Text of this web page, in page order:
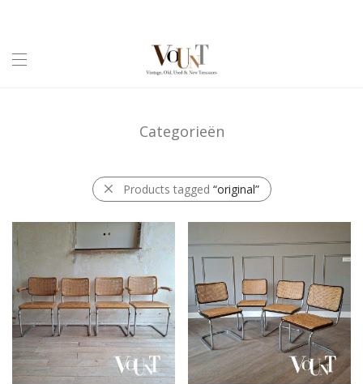
Categorieën
Products tagged “original”